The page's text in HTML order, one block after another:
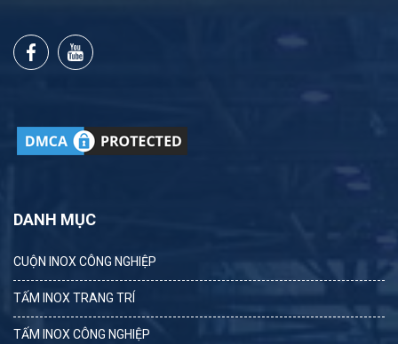
DANH MỤC
CUỘN INOX CÔNG NGHIỆP
TẤM INOX TRANG TRÍ
TẤM INOX CÔNG NGHIỆP